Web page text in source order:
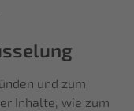
und zum
Inhalte, wie zum